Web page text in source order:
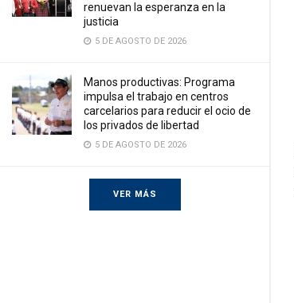
renuevan la esperanza en la
justicia
5 DE AGOSTO DE 2026
Manos productivas: Programa
impulsa el trabajo en centros
carcelarios para reducir el ocio de
los privados de libertad
5 DE AGOSTO DE 2026
VER MÁS